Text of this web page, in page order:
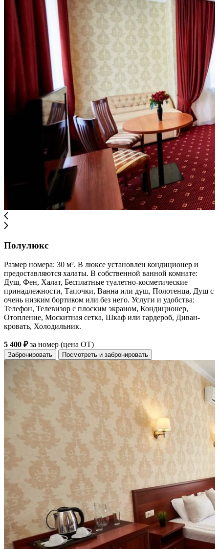
Полулюкс
Размер номера: 30 м². В люксе установлен кондиционер и
предоставляются халаты. В собственной ванной комнате:
Душ, Фен, Халат, Бесплатные туалетно-косметические
принадлежности, Тапочки, Ванна или душ, Полотенца, Душ с
очень низким бортиком или без него. Услуги и удобства:
Телефон, Телевизор с плоским экраном, Кондиционер,
Отопление, Москитная сетка, Шкаф или гардероб, Диван-
кровать, Холодильник.
5 400 ₽за номер (цена ОТ)
Забронировать Посмотреть и забронировать